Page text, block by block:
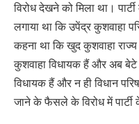
विरोध देखने को मिला था।
लगाया था कि उपेंद्र कुशवाहा
कहना था कि खुद कुशवाहा
कुशवाहा विधायक हैं और अब बेटे
विधायक हैं और न ही विधान
जाने के फैसले के विरोध में पार्टी